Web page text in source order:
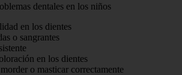
dentales en los niños
en los dientes
o sangrantes
en los dientes
o masticar correctamente